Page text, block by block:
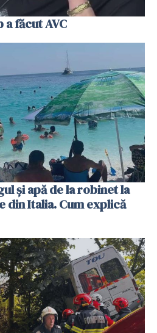
a făcut AVC
și apă de la robinet la
din Italia. Cum explică